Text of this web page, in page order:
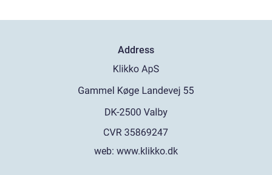
Address
web: www.klikko.dk